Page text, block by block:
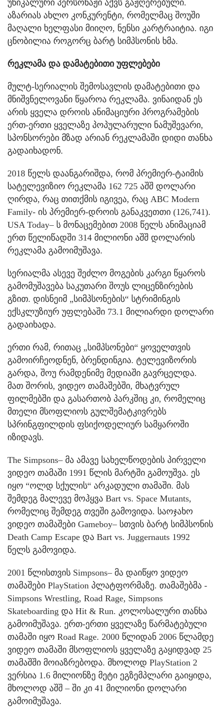
უნიკალური პერსონაჟი აქვს გაჟღერებული.
აზარიას ახლო კონკურენტი, რომელმაც შოუში
მაღალი ხელფასი მიიღო, ნენსი კარტრაიტია. იგი
ცნობილია როგორც ბარტ სიმპსონის ხმა.
რეკლამა და დამატებითი უფლებები
მულტ-სერიალის შემოსავლის დამატებითი და
მნიშვნელოვანი წყაროა რეკლამა. ვინაიდან ეს
არის ყველა დროის ანიმაციური პროგრამების
ერთ-ერთი ყველაზე პოპულარული ნამუშევარი,
სპონსორები მზად არიან რეკლამაში დიდი თანხა
გადაიხადონ.
2018 წელს დაანგარიშდა, რომ პრემიერ-ტაიმის
სატელევიზიო რეკლამა 162 725 აშშ დოლარი
ღირდა, რაც თითქმის იგივეა, რაც ABC Modern
Family- ის პრემიერ-დროის განაკვეთთი (126,741).
USA Today– ს მონაცემებით 2008 წელს ანიმაციამ
ერთ წელიწადში 314 მილიონი აშშ დოლარის
რეკლამა გამოიმუშავა.
სერიალმა ასევე შეძლო მოგების კარგი წყაროს
გამომუშავება საკუთარი შოუს ლიცენზირების
გზით. დისნეიმ „სიმპსონების“ სტრიმინგის
ექსკლუზიურ უფლებაში 73.1 მილიარდი დოლარი
გადაიხადა.
ერთი რამ, რითაც „სიმპსონები“ ყოველთვის
გამოირჩეოდნენ, ბრენდინგია. ტელევიზორის
გარდა, შოუ რამდენიმე მედიაში გავრცელდა.
მათ შორის, ვიდეო თამაშებში, მხატვრულ
ფილმებში და გასართობ პარკშიც კი, რომელიც
მთელი მსოფლიოს გულშემატკივრებს
სპრინგფილდის ფსიქოდელიურ სამყაროში
იზიდავს.
The Simpsons– მა ამავე სახელწოდების პირველი
ვიდეო თამაში 1991 წლის მარტში გამოუშვა. ეს
იყო “ოლდ სქულის“ არკადული თამაში. მას
შემდეგ მალევე მოჰყვა Bart vs. Space Mutants,
რომელიც შემდეგ თვეში გამოვიდა. საოჯახო
ვიდეო თამაშები Gameboy– სთვის ბარტ სიმპსონის
Death Camp Escape და Bart vs. Juggernauts 1992
წელს გამოვიდა.
2001 წლისთვის Simpsons– მა დაიწყო ვიდეო
თამაშები PlayStation პლატფორმაზე. თამაშებმა -
Simpsons Wrestling, Road Rage, Simpsons
Skateboarding და Hit & Run. კოლოსალური თანხა
გამოიმუშავა. ერთ-ერთი ყველაზე წარმატებული
თამაში იყო Road Rage. 2000 წლიდან 2006 წლამდე
ვიდეო თამაში მსოფლიოს ყველაზე გაყიდვად 25
თამაშში მოიაზრებოდა. მხოლოდ PlayStation 2
ვერსია 1.6 მილიონზე მეტი ეგზემპლარი გაიყიდა,
მხოლოდ აშშ – ში კი 41 მილიონი დოლარი
გამოიმუშავა.